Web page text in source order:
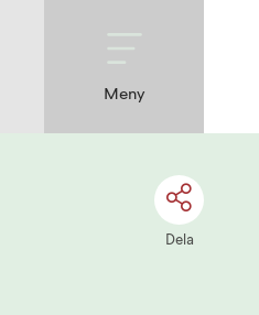
Meny
Dela